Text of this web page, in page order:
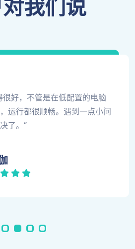
我们说
人合作模式，和朋友一起玩时特
到不同的游戏策略和互动，强烈
玩家。